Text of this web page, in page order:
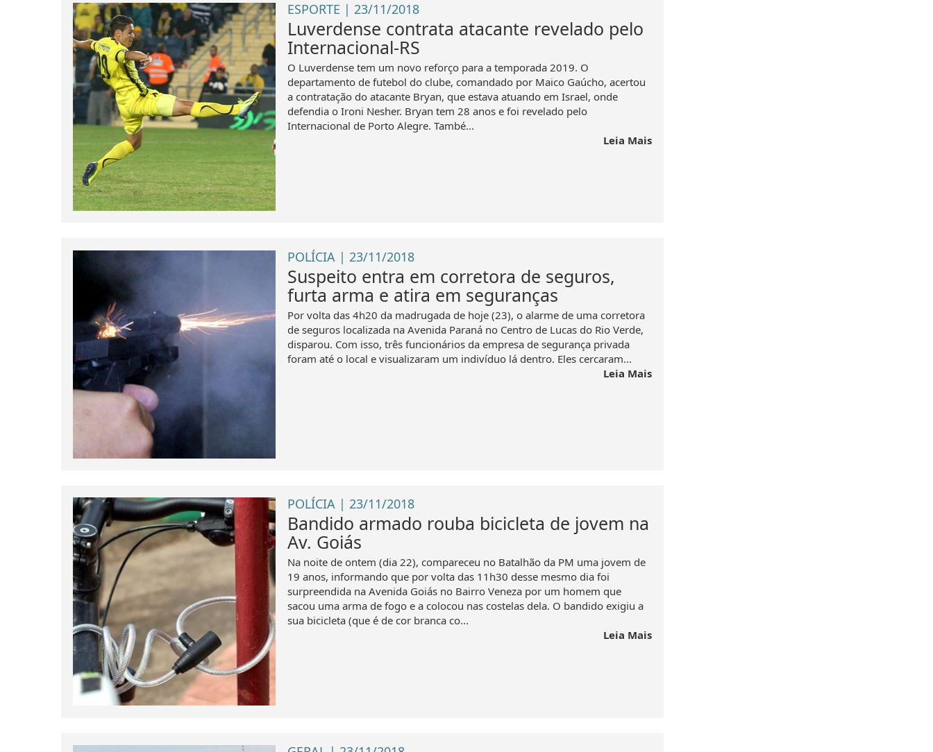
ESPORTE | 23/11/2018
Luverdense contrata atacante revelado pelo
Internacional-RS
O Luverdense tem um novo reforço para a temporada 2019. O
departamento de futebol do clube, comandado por Maico Gaúcho, acertou
a contratação do atacante Bryan, que estava atuando em Israel, onde
defendia o Ironi Nesher. Bryan tem 28 anos e foi revelado pelo
Internacional de Porto Alegre. També...
Leia Mais
POLÍCIA | 23/11/2018
Suspeito entra em corretora de seguros,
furta arma e atira em seguranças
Por volta das 4h20 da madrugada de hoje (23), o alarme de uma corretora
de seguros localizada na Avenida Paraná no Centro de Lucas do Rio Verde,
disparou. Com isso, três funcionários da empresa de segurança privada
foram até o local e visualizaram um indivíduo lá dentro. Eles cercaram...
Leia Mais
POLÍCIA | 23/11/2018
Bandido armado rouba bicicleta de jovem na
Av. Goiás
Na noite de ontem (dia 22), compareceu no Batalhão da PM uma jovem de
19 anos, informando que por volta das 11h30 desse mesmo dia foi
surpreendida na Avenida Goiás no Bairro Veneza por um homem que
sacou uma arma de fogo e a colocou nas costelas dela. O bandido exigiu a
sua bicicleta (que é de cor branca co...
Leia Mais